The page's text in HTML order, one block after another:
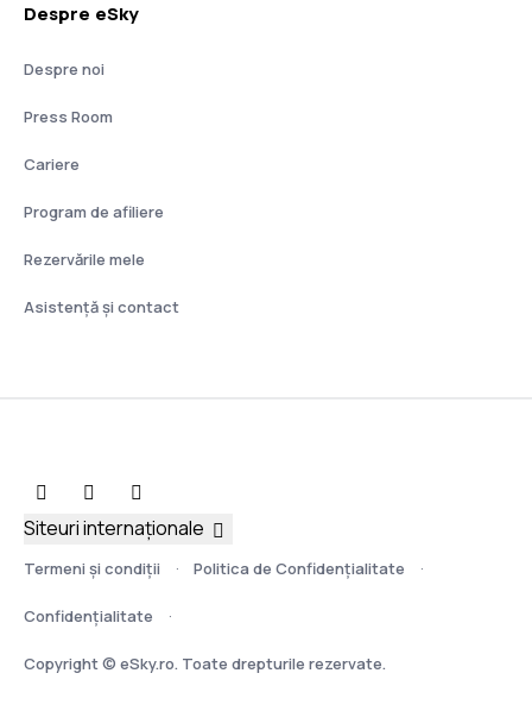
Despre eSky
Despre noi
Press Room
Cariere
Program de afiliere
Rezervările mele
Asistenţă şi contact
Termeni şi condiţii Politica de Confidențialitate
Confidențialitate
Copyright © eSky.ro. Toate drepturile rezervate.
Siteuri internaționale